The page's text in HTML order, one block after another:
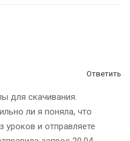
Ответить
для скачивания.
ли я поняла, что
уроков и отправляете